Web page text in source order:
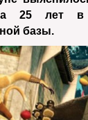
25 лет в
базы.